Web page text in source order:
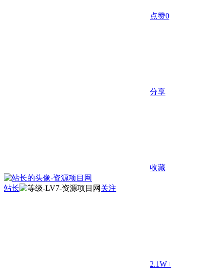
点赞0
分享
收藏
站长 关注
2.1W+